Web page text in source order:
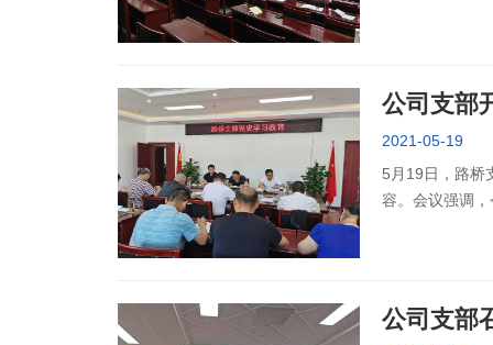
公司支部
2021-05-19
5月19日，路桥
容。会议强调
公司支部